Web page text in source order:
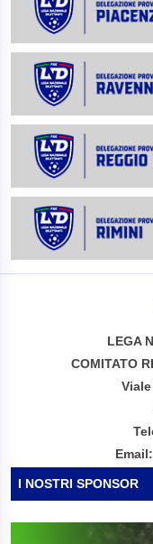
LEGA
COMITATO
I NOSTRI SPONSOR